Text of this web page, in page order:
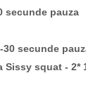
secunde pauza
secunde
squat - 2*